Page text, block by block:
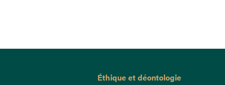
Éthique et déontologie